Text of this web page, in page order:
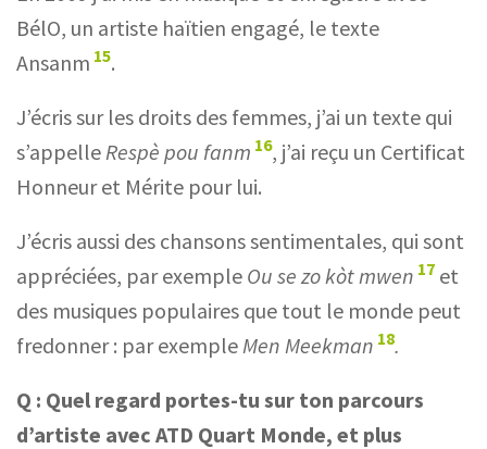
BélO, un artiste haïtien engagé, le texte
Ansanm 15.
J’écris sur les droits des femmes, j’ai un texte qui
s’appelleRespè pou fanm 16, j’ai reçu un Certificat
Honneur et Mérite pour lui.
J’écris aussi des chansons sentimentales, qui sont
appréciées, par exemple Ou se zo kòt mwen 17 et
des musiques populaires que tout le monde peut
fredonner : par exempleMen Meekman 18.
Q : Quel regard portes-tu sur ton parcours
d’artiste avec ATD Quart Monde, et plus